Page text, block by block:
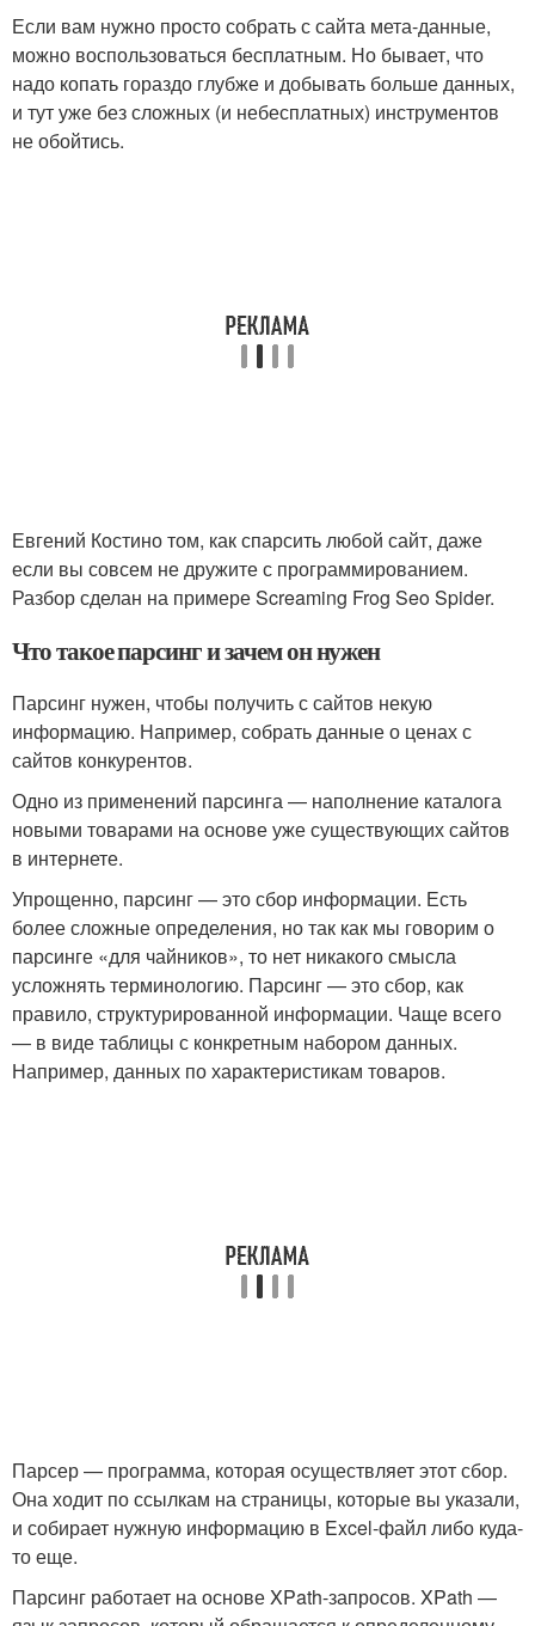
Если вам нужно просто собрать с сайта мета-данные,
можно воспользоваться бесплатным. Но бывает, что
надо копать гораздо глубже и добывать больше данных,
и тут уже без сложных (и небесплатных) инструментов
не обойтись.
Евгений Костино том, как спарсить любой сайт, даже
если вы совсем не дружите с программированием.
Разбор сделан на примере Screaming Frog Seo Spider.
Что такое парсинг и зачем он нужен
Парсинг нужен, чтобы получить с сайтов некую
информацию. Например, собрать данные о ценах с
сайтов конкурентов.
Одно из применений парсинга — наполнение каталога
новыми товарами на основе уже существующих сайтов
в интернете.
Упрощенно, парсинг — это сбор информации. Есть
более сложные определения, но так как мы говорим о
парсинге «для чайников», то нет никакого смысла
усложнять терминологию. Парсинг — это сбор, как
правило, структурированной информации. Чаще всего
— в виде таблицы с конкретным набором данных.
Например, данных по характеристикам товаров.
Парсер — программа, которая осуществляет этот сбор.
Она ходит по ссылкам на страницы, которые вы указали,
и собирает нужную информацию в Excel-файл либо куда-
то еще.
Парсинг работает на основе XPath-запросов. XPath —